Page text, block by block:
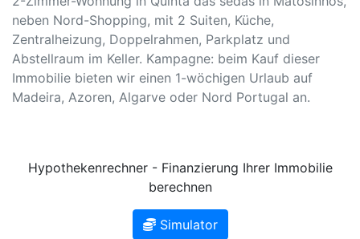
neben Nord-Shopping, mit 2 Suiten, Küche,
Zentralheizung, Doppelrahmen, Parkplatz und
Abstellraum im Keller. Kampagne: beim Kauf dieser
Immobilie bieten wir einen 1-wöchigen Urlaub auf
Madeira, Azoren, Algarve oder Nord Portugal an.
Hypothekenrechner - Finanzierung Ihrer Immobilie
berechnen
Simulator